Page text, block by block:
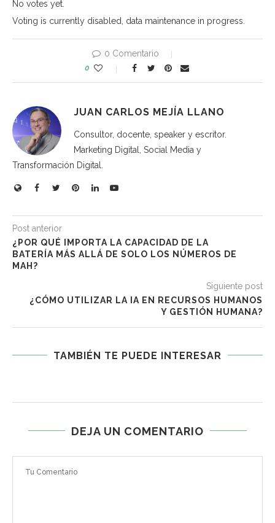
No votes yet.
Voting is currently disabled, data maintenance in progress.
0 Comentario
0
JUAN CARLOS MEJÍA LLANO
Consultor, docente, speaker y escritor.
Marketing Digital, Social Media y
Transformación Digital.
Post anterior
¿POR QUÉ IMPORTA LA CAPACIDAD DE LA
BATERÍA MÁS ALLÁ DE SOLO LOS NÚMEROS DE
MAH?
Siguiente post
¿CÓMO UTILIZAR LA IA EN RECURSOS HUMANOS
Y GESTIÓN HUMANA?
TAMBIÉN TE PUEDE INTERESAR
DEJA UN COMENTARIO